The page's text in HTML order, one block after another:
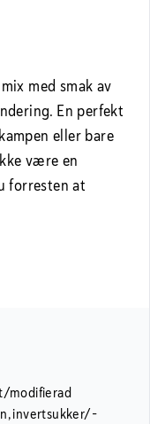
med smak av
En perfekt
eller bare
være en
forresten at
modifierad
invertsukker/-